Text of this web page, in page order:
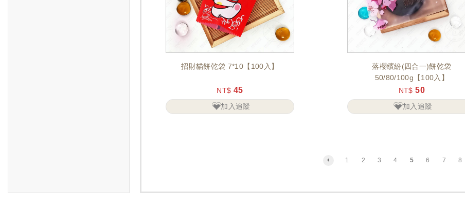
招財貓餅乾袋 7*10【100入】
NT$ 45
加入追蹤
落櫻繽紛(四合一)餅乾袋
50/80/100g【100入】
NT$ 50
加入追蹤
1 2 3 4 5 6 7 8